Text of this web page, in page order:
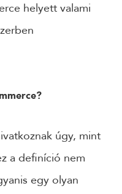
helyett valami
úgy, mint
a definíció nem
egy olyan